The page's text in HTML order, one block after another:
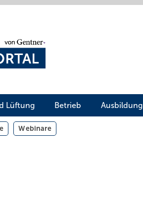
Lüftung Betrieb Ausbildung
Webinare